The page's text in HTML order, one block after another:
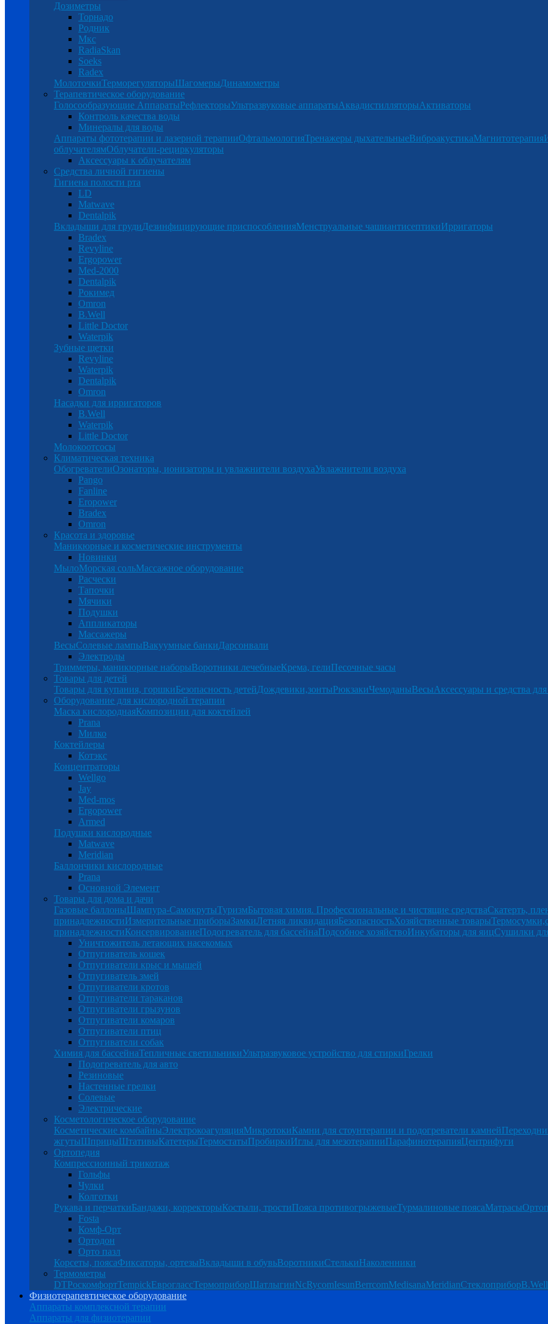
Дозиметры
Торнадо
Родник
Мкс
RadiaSkan
Soeks
Radex
МолоточкиТерморегуляторыШагомерыДинамометры
Терапевтическое оборудование
Голосообразующие АппаратыРефлекторыУльтразвуковые аппаратыАквадистилляторыАктиваторы
Контроль качества воды
Минералы для воды
Аппараты фототерапии и лазерной терапииОфтальмологияТренажеры дыхательныеВиброакустикаМагнитотерапия
облучателямОблучатели-рециркуляторы
Аксессуары к облучателям
Средства личной гигиены
Гигиена полости рта
LD
Matwave
Dentalpik
Вкладыши для грудиДезинфицирующие приспособленияМенструальные чашиантисептикиИрригаторы
Bradex
Revyline
Ergopower
Med-2000
Dentalpik
Рокимед
Omron
B.Well
Little Doctor
Waterpik
Зубные щетки
Revyline
Waterpik
Dentalpik
Omron
Насадки для ирригаторов
B.Well
Waterpik
Little Doctor
Молокоотсосы
Климатическая техника
ОбогревателиОзонаторы, ионизаторы и увлажнители воздухаУвлажнители воздуха
Pango
Fanline
Eropower
Bradex
Omron
Красота и здоровье
Маникюрные и косметические инструменты
Новинки
МылоМорская сольМассажное оборудование
Расчески
Тапочки
Мячики
Подушки
Аппликаторы
Массажеры
ВесыСолевые лампыВакуумные банкиДарсонвали
Электроды
Триммеры, маникюрные наборыВоротники лечебныеКрема, гелиПесочные часы
Товары для детей
Товары для купания, горшкиБезопасность детейДождевики,зонтыРюкзакиЧемоданыВесыАксессуары и средства
Оборудование для кислородной терапии
Маска кислороднаяКомпозиции для коктейлей
Prana
Милко
Коктейлеры
Котэкс
Концентраторы
Wellgo
Jay
Med-mos
Ergopower
Armed
Подушки кислородные
Matwave
Meridian
Баллончики кислородные
Prana
Основной Элемент
Товары для дома и дачи
Газовые баллоныШампура-СамокрутыТуризмБытовая химия. Профессиональные и чистящие средстваСкатерть,
принадлежностиИзмерительные приборыЗамкиЛетняя ликвидацияБезопасностьХозяйственные товары
принадлежностиКонсервированиеПодогреватель для бассейнаПодсобное хозяйствоИнкубаторы для яицСушилки
Уничтожитель летающих насекомых
Отпугиватель кошек
Отпугиватели крыс и мышей
Отпугиватель змей
Отпугиватели кротов
Отпугиватели тараканов
Отпугиватели грызунов
Отпугиватели комаров
Отпугиватели птиц
Отпугиватели собак
Химия для бассейнаТепличные светильникиУльтразвуковое устройство для стиркиГрелки
Подогреватель для авто
Резиновые
Настенные грелки
Солевые
Электрические
Косметологическое оборудование
Косметические комбайныЭлектрокоагуляцияМикротокиКамни для стоунтерапии и подогреватели камней
жгутыШприцыШтативыКатетерыТермостатыПробиркиИглы для мезотерапииПарафинотерапияЦентрифуги
Ортопедия
Компрессионный трикотаж
Гольфы
Чулки
Колготки
Рукава и перчаткиБандажи, корректорыКостыли, тростиПояса противогрыжевыеТурмалиновые поясаМатрасы
Fosta
Комф-Орт
Ортодон
Орто пазл
Корсеты, поясаФиксаторы, ортезыВкладыши в обувьВоротникиСтелькиНаколенники
Термометры
DTРоскомфортTempickЕвроглассТермоприборШатлыгинNcRycomIesunBerrcomMedisanaMeridianСтеклоприборB.Well
Физиотерапевтическое оборудование
Аппараты комплексной терапии
Аппараты для физиотерапии